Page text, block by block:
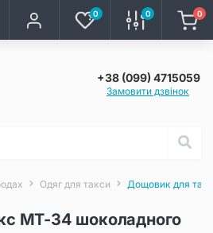
0 0 0
+38 (099) 4715059
Замовити дзвінок
Одяг для такси Дощовик для
MT-34 шоколадного